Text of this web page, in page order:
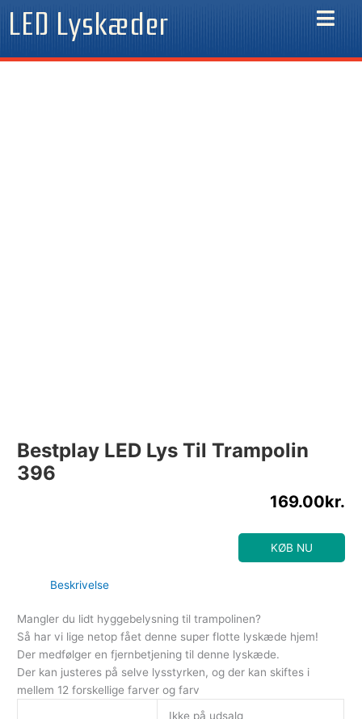
LED Lyskæder
Bestplay LED Lys Til Trampolin
396
169.00kr.
KØB NU
Beskrivelse
Mangler du lidt hyggebelysning til trampolinen?
Så har vi lige netop fået denne super flotte lyskæde hjem!
Der medfølger en fjernbetjening til denne lyskæde.
Der kan justeres på selve lysstyrken, og der kan skiftes i
mellem 12 forskellige farver og farv
Ikke på udsalg